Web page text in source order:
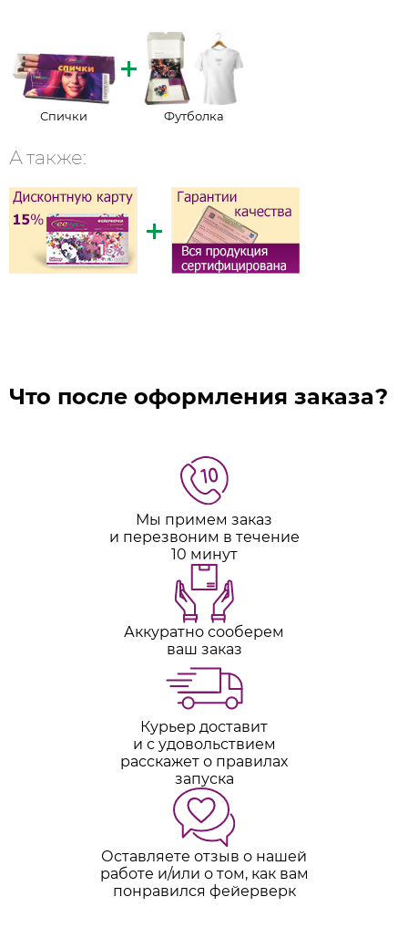
Спички Футболка
А также:
Что после оформления заказа?
Мы примем заказ
и перезвоним в течение
10 минут
Аккуратно сооберем
ваш заказ
Курьер доставит
и с удовольствием
расскажет о правилах
запуска
Оставляете отзыв о нашей
работе и/или о том, как вам
понравился фейерверк